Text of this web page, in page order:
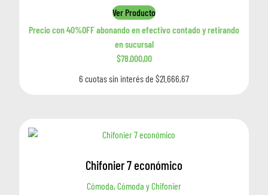
Ver Producto
Precio con 40%OFF abonando en efectivo contado y retirando
en sucursal
$78.000,00
6 cuotas sin interés de $21.666,67
Chifonier 7 económico
Cómoda, Cómoda y Chifonier